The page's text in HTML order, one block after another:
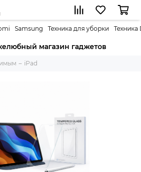
Samsung Техника для уборки Техника
магазин гаджетов
iPad